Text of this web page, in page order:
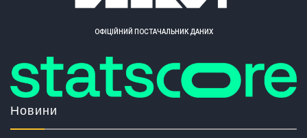
ОФІЦІЙНИЙ ПОСТАЧАЛЬНИК ДАНИХ
Новини